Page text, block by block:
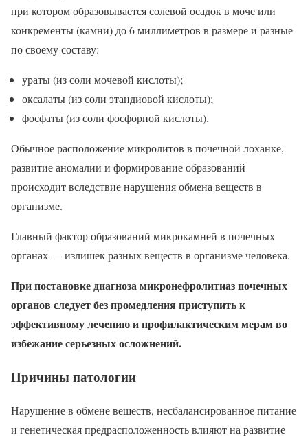
при котором образовывается солевой осадок в моче или
конкременты (камни) до 6 миллиметров в размере и разные
по своему составу:
ураты (из соли мочевой кислоты);
оксалаты (из соли этандиовой кислоты);
фосфаты (из соли фосфорной кислоты).
Обычное расположение микролитов в почечной лоханке,
развитие аномалии и формирование образований
происходит вследствие нарушения обмена веществ в
организме.
Главный фактор образований микрокамней в почечных
органах — излишек разных веществ в организме человека.
При постановке диагноза микронефролитиаз почечных
органов следует без промедления приступить к
эффективному лечению и профилактическим мерам во
избежание серьезных осложнений.
Причины патологии
Нарушение в обмене веществ, несбалансированное питание
и генетическая предрасположенность влияют на развитие